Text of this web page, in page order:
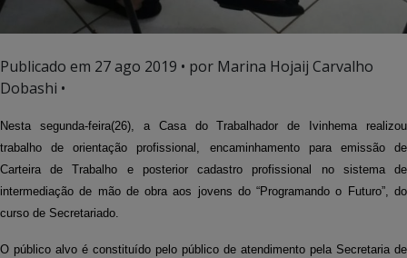
Publicado em 27 ago 2019 • por Marina Hojaij Carvalho
Dobashi •
Nesta segunda-feira(26), a Casa do Trabalhador de Ivinhema realizou
trabalho de orientação profissional, encaminhamento para emissão de
Carteira de Trabalho e posterior cadastro profissional no sistema de
intermediação de mão de obra aos jovens do “Programando o Futuro”, do
curso de Secretariado.
O público alvo é constituído pelo público de atendimento pela Secretaria de